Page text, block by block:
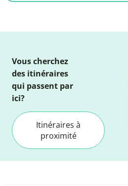
Vous cherchez
des itinéraires
qui passent par
ici?
Itinéraires à
proximité